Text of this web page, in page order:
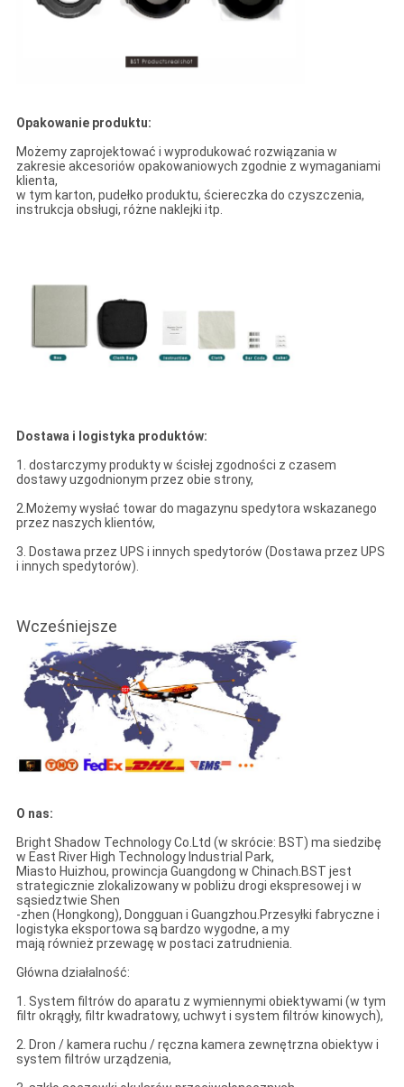
Opakowanie produktu:
Możemy zaprojektować i wyprodukować rozwiązania w
zakresie akcesoriów opakowaniowych zgodnie z wymaganiami
klienta,
w tym karton, pudełko produktu, ściereczka do czyszczenia,
instrukcja obsługi, różne naklejki itp.
Dostawa i logistyka produktów:
1. dostarczymy produkty w ścisłej zgodności z czasem
dostawy uzgodnionym przez obie strony,
2.Możemy wysłać towar do magazynu spedytora wskazanego
przez naszych klientów,
3. Dostawa przez UPS i innych spedytorów (Dostawa przez UPS
i innych spedytorów).
Wcześniejsze
O nas:
Bright Shadow Technology Co.Ltd (w skrócie: BST) ma siedzibę
w East River High Technology Industrial Park,
Miasto Huizhou, prowincja Guangdong w Chinach.BST jest
strategicznie zlokalizowany w pobliżu drogi ekspresowej i w
sąsiedztwie Shen
-zhen (Hongkong), Dongguan i Guangzhou.Przesyłki fabryczne i
logistyka eksportowa są bardzo wygodne, a my
mają również przewagę w postaci zatrudnienia.
Główna działalność:
1. System filtrów do aparatu z wymiennymi obiektywami (w tym
filtr okrągły, filtr kwadratowy, uchwyt i system filtrów kinowych),
2. Dron / kamera ruchu / ręczna kamera zewnętrzna obiektyw i
system filtrów urządzenia,